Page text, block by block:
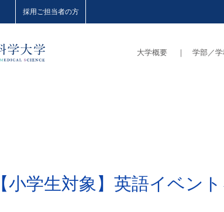
採用ご担当者の方
大学概要 ｜ 学部／
【小学生対象】英語イベン